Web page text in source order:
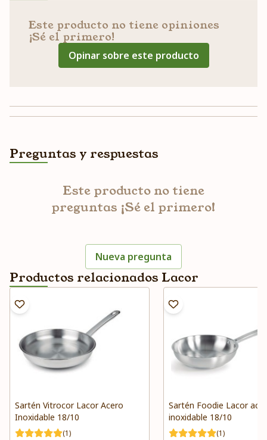
Este producto no tiene opiniones
¡Sé el primero!
Opinar sobre este producto
Preguntas y respuestas
Este producto no tiene
preguntas ¡Sé el primero!
Nueva pregunta
Productos relacionados Lacor
Sartén Vitrocor Lacor Acero
Inoxidable 18/10
(1)
Sartén Foodie Lacor
inoxidable 18/10
(1)